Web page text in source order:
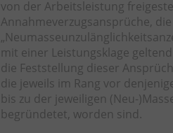
von der Arbeitsleistung
Annahmeverzugsansprüche,
mit einer Leistungsklage
die Feststellung dieser
die jeweils im Rang vor
bis zu der jeweiligen (Neu-
begründetet, worden sind.